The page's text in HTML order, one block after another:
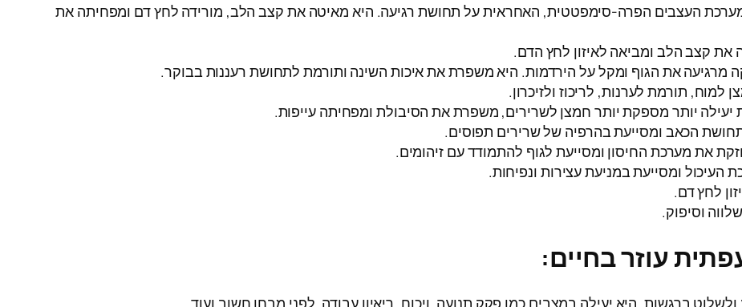
העצבים הפרה-סימפטטית, האחראית על תחושת רגיעה. היא מאיטה את קצב הלב, מורידה לחץ דם ומפחיתה את
קצב הלב ומביאה לאיזון לחץ הדם.
מרגיעה את הגוף ומקל על הירדמות. היא משפרת את איכות השינה ותורמת לתחושת רעננות בבוקר.
תורמת לערנות, לריכוז ולזיכרון.
יותר מספקת יותר חמצן לשרירים, משפרת את הסיבולת ומפחיתה עייפות.
הכאב ומסייעת בהרפיה של שרירים תפוסים.
את מערכת החיסון ומסייעת לגוף להתמודד עם זיהומים.
ומסייעת במניעת עצירות ונפיחות.
לחץ דם.
וסיפוק.
עוזר בחיים:
ברגשות. היא יעילה במצבים כמו פקק תנועה, ויכוח, ריאיון עבודה, לפני מבחן חשוב ועוד.